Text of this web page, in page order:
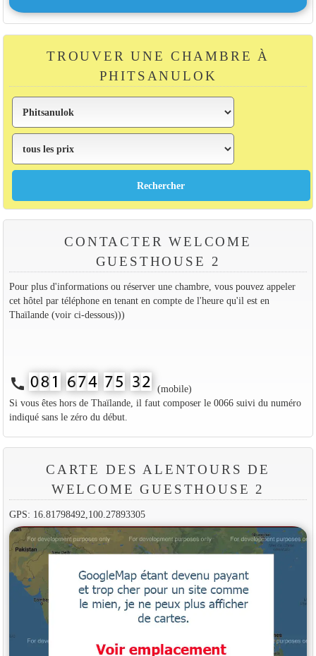
TROUVER UNE CHAMBRE À
PHITSANULOK
CONTACTER WELCOME
GUESTHOUSE 2
Pour plus d'informations ou réserver une chambre, vous pouvez appeler
cet hôtel par téléphone en tenant en compte de l'heure qu'il est en
Thaïlande (voir ci-dessous)))
call
(mobile)
Si vous êtes hors de Thaïlande, il faut composer le 0066 suivi du numéro
indiqué sans le zéro du début.
CARTE DES ALENTOURS DE
WELCOME GUESTHOUSE 2
GPS: 16.81798492,100.27893305